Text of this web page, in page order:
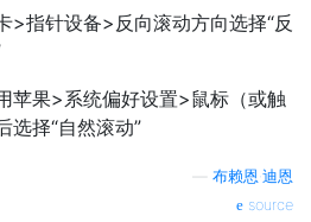
>指针设备>反向滚动方向选择“反
苹果>系统偏好设置>鼠标（或触
选择“自然滚动”
布赖恩·迪恩
source